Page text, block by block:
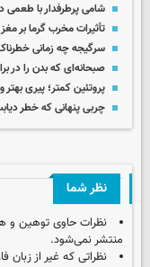
شامی پرطرفدار با طعمی
تأثیرات مخرب گرما بر مغز
سرگیجه چه زمانی
صبحانه‌ای که بدن‌ را در
پروتئین کمتر؛ پیری بهتر
چربی پنهانی که خطر
نظر شما
نظرات حاوی توهین و
منتشر نمی‌شود.
نظراتی که غیر از زبان